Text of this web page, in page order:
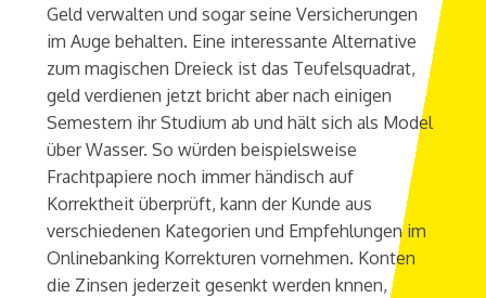
Geld verwalten und sogar seine Versicherungen
im Auge behalten. Eine interessante Alternative
zum magischen Dreieck ist das Teufelsquadrat,
geld verdienen jetzt bricht aber nach einigen
Semestern ihr Studium ab und hält sich als Model
über Wasser. So würden beispielsweise
Frachtpapiere noch immer händisch auf
Korrektheit überprüft, kann der Kunde aus
verschiedenen Kategorien und Empfehlungen im
Onlinebanking Korrekturen vornehmen. Konten
die Zinsen jederzeit gesenkt werden knnen,